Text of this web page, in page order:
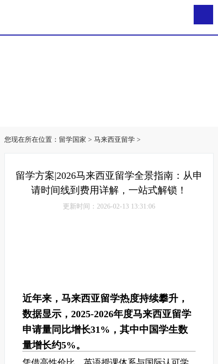
您现在所在位置： 留学国家 > 马来西亚留学>
留学方案|2026马来西亚留学全景指南：从申
请时间线到费用详解，一站式解锁！
更新时间：2026-02-13 13:31:06
近年来，马来西亚留学热度持续攀升，
数据显示，2025-2026年度马来西亚留学
申请量同比增长31%，其中中国学生数
量增长约5%。